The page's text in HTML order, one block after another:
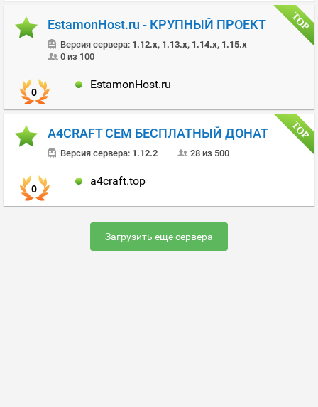
EstamonHost.ru - КРУПНЫЙ ПРОЕКТ
Версия сервера: 1.12.x, 1.13.x, 1.14.x, 1.15.x
0 из 100
0
EstamonHost.ru
A4CRAFT СЕМ БЕСПЛАТНЫЙ ДОНАТ
Версия сервера: 1.12.2 28 из 500
0
a4craft.top
Загрузить еще сервера